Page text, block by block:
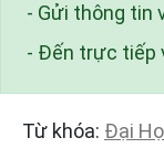
- Gửi thông tin
- Đến trực tiếp
Từ khóa: Đại